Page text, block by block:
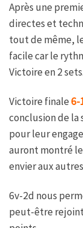
Après une
directes et
tout de même,
facile car le
Victoire en 2 sets.
Victoire finale6-
conclusion de la
pour leur
auront montré
envier aux
6v-2d nous
peut-être